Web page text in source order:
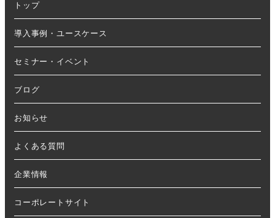
トップ
導入事例・ユースケース
セミナー・イベント
ブログ
お知らせ
よくある質問
企業情報
コーポレートサイト